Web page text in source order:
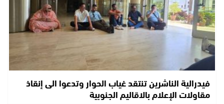
فيدرالية الناشرين تنتقد غياب الحوار وتدعوا الى إنقاذ
مقاولات الإعلام بالاقاليم الجنوبية